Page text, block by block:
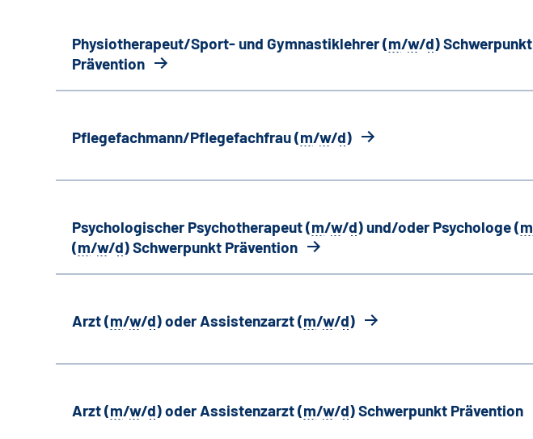
Physiotherapeut/Sport- und Gymnastiklehrer (m/w/d) Schwerpunkt
Prävention
Pflegefachmann/Pflegefachfrau (m/w/d)
Psychologischer Psychotherapeut (m/w/d) und/oder Psychologe (m
(m/w/d) Schwerpunkt Prävention
Arzt (m/w/d) oder Assistenzarzt (m/w/d)
Arzt (m/w/d) oder Assistenzarzt (m/w/d) Schwerpunkt Prävention